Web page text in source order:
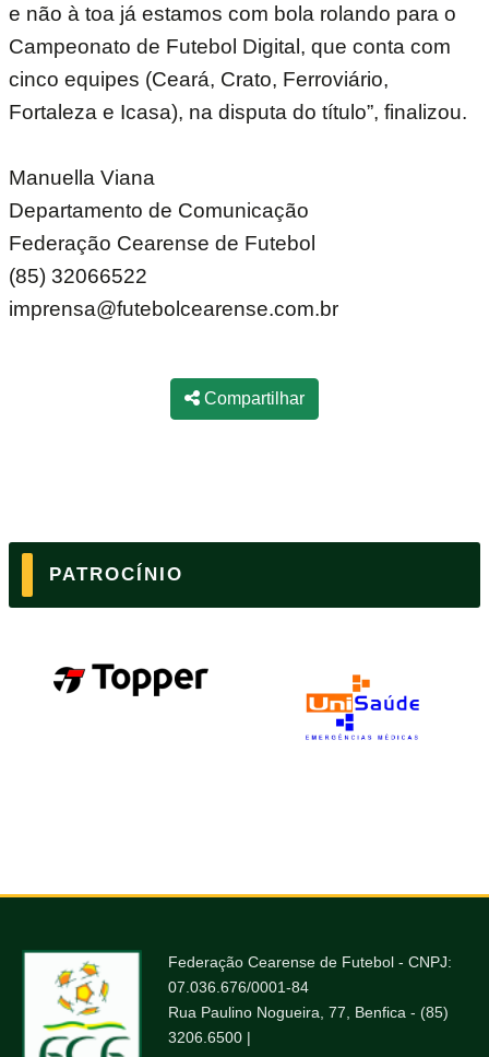
e não à toa já estamos com bola rolando para o
Campeonato de Futebol Digital, que conta com
cinco equipes (Ceará, Crato, Ferroviário,
Fortaleza e Icasa), na disputa do título”, finalizou.
Manuella Viana
Departamento de Comunicação
Federação Cearense de Futebol
(85) 32066522
imprensa@futebolcearense.com.br
Compartilhar
PATROCÍNIO
Federação Cearense de Futebol - CNPJ:
07.036.676/0001-84
Rua Paulino Nogueira, 77, Benfica - (85)
3206.6500 |